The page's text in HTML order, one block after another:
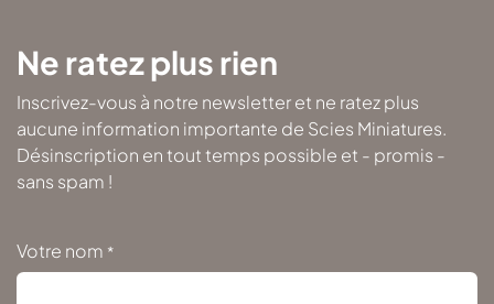
Ne ratez plus rien
Inscrivez-vous à notre newsletter et ne ratez plus
aucune information importante de Scies Miniatures.
Désinscription en tout temps possible et - promis -
sans spam !
Votre nom *